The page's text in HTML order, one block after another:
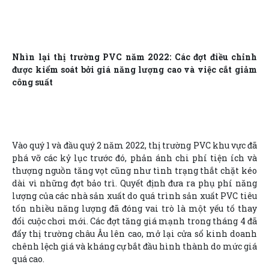
Nhìn lại thị trường PVC năm 2022: Các đợt điều chỉnh
được kiểm soát bởi giá năng lượng cao và việc cắt giảm
công suất
Vào quý 1 và đầu quý 2 năm 2022, thị trường PVC khu vực đã
phá vỡ các kỷ lục trước đó, phản ánh chi phí tiện ích và
thượng nguồn tăng vọt cũng như tình trạng thắt chặt kéo
dài vì những đợt bảo trì. Quyết định đưa ra phụ phí năng
lượng của các nhà sản xuất do quá trình sản xuất PVC tiêu
tốn nhiều năng lượng đã đóng vai trò là một yếu tố thay
đổi cuộc chơi mới. Các đợt tăng giá mạnh trong tháng 4 đã
đẩy thị trường châu Âu lên cao, mở lại cửa sổ kinh doanh
chênh lệch giá và kháng cự bắt đầu hình thành do mức giá
quá cao.